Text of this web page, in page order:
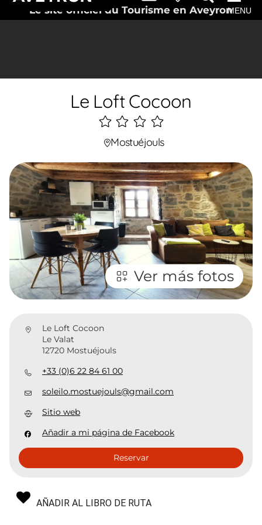
Le site officiel du Tourisme en AveyronMENU
Le Loft Cocoon
4
étoiles
Mostuéjouls
Ver más fotos
Le Loft Cocoon
Le Valat
12720 Mostuéjouls
+33 (0)6 22 84 61 00
soleilo.mostuejouls@gmail.com
Sitio web
Añadir a mi página de Facebook
Reservar
AÑADIR AL LIBRO DE RUTA